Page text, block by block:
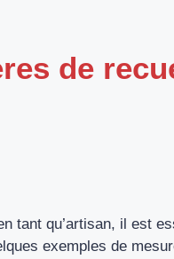
de
tant qu’artisan, il est
exemples de